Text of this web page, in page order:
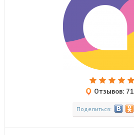
Отзывов:
Поделиться: